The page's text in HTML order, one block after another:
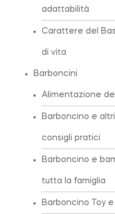
adattabilità
Carattere del
di vita
Barboncini
Alimentazione
Barboncino e
consigli pratici
Barboncino e
tutta la famiglia
Barboncino Toy